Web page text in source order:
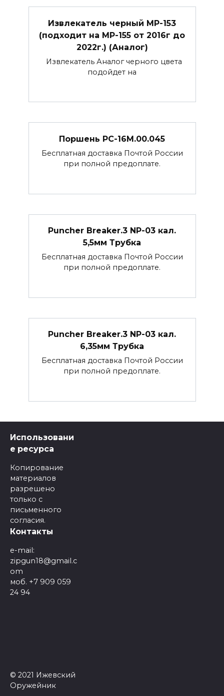
Извлекатель черный МР-153
(подходит на МР-155 от 2016г до
2022г.) (Аналог)
Извлекатель Аналог черного цвета
подойдет на
Поршень РС-16М.00.045
Бесплатная доставка Почтой России
при полной предоплате.
Puncher Breaker.3 NP-03 кал.
5,5мм Трубка
Бесплатная доставка Почтой России
при полной предоплате.
Puncher Breaker.3 NP-03 кал.
6,35мм Трубка
Бесплатная доставка Почтой России
при полной предоплате.
Использовани
е ресурса
Копирование
материалов
разрешено
только с
письменного
согласия.
Контакты
e-mail:
zipgun18@gmail.c
om
моб. +7 909 059
24 94
© 2021 Ижевский
Оружейник